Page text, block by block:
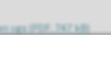
vgs(PDF, 747 kB)